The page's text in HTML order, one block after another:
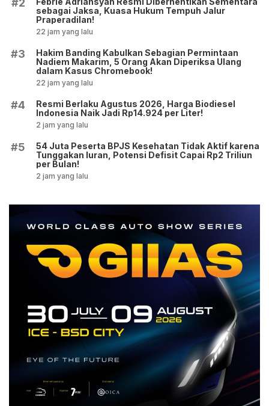
#2
sebagai Jaksa, Kuasa Hukum Tempuh Jalur
Praperadilan!
22 jam yang lalu
#3
Hakim Banding Kabulkan Sebagian Permintaan
Nadiem Makarim, 5 Orang Akan Diperiksa Ulang
dalam Kasus Chromebook!
22 jam yang lalu
#4
Resmi Berlaku Agustus 2026, Harga Biodiesel
Indonesia Naik Jadi Rp14.924 per Liter!
2 jam yang lalu
#5
54 Juta Peserta BPJS Kesehatan Tidak Aktif karena
Tunggakan Iuran, Potensi Defisit Capai Rp2 Triliun
per Bulan!
2 jam yang lalu